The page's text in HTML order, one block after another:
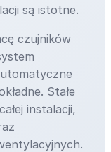
są istotne.
czujników
Stałe
instalacji,